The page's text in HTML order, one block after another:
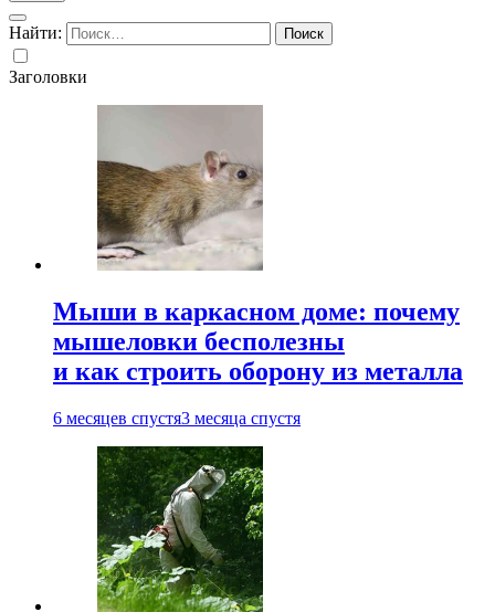
Найти:
Заголовки
Мыши в каркасном доме: почему
мышеловки бесполезны
и как строить оборону из металла
6 месяцев спустя3 месяца спустя